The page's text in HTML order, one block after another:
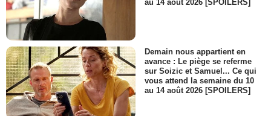
au 14 août 2026 [SPOILERS]
Demain nous appartient en
avance : Le piège se referme
sur Soizic et Samuel... Ce qui
vous attend la semaine du 10
au 14 août 2026 [SPOILERS]